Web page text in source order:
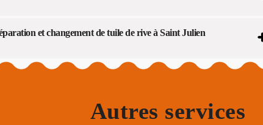
et changement de tuile de rive à Saint Julien
Autres services